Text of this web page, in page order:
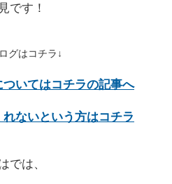
です！
グはコチラ↓
いてはコチラの記事へ
ないという方はコチラ
では、